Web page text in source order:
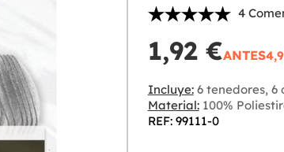
4
1,92 €ANTES
Incluye:6 tenedores, 6
Material:100%
REF: 99111-0